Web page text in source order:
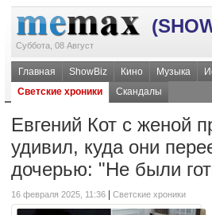
Суббота, 08 Август
Главная ShowBiz Кино Музыка
Светские хроники
Скандалы
Евгений Кот с женой
удивил, куда они
дочерью: "Не были
16 февраля 2025, 11:36 Светские хроники